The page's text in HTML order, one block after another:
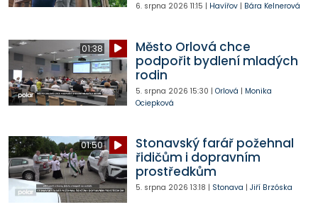
6. srpna 2026 11:15 | Havířov| Bára Kelnerová
01:38
Město Orlová chce
podpořit bydlení mladých
rodin
5. srpna 2026 15:30 | Orlová | Monika
Ociepková
01:50
Stonavský farář požehnal
řidičům i dopravním
prostředkům
5. srpna 2026 13:18 | Stonava | Jiří Brzóska